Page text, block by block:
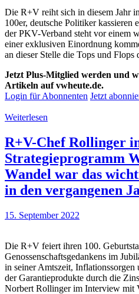
Die R+V reiht sich in diesem Jahr
100er, deutsche Politiker kassieren
der PKV-Verband steht vor einem
einer exklusiven Einordnung
an dieser Stelle die Tops und Flops
Jetzt Plus-Mitglied werden und
Artikeln auf vwheute.de.
Login für Abonnenten Jetzt
Weiterlesen
R+V-Chef Rollinger
Strategieprogramm
Wandel war das
in den vergangenen
15. September 2022
Die R+V feiert ihren 100.
Genossenschaftsgedankens im
in seiner Amtszeit,
der Garantieprodukte durch die
Norbert Rollinger im Interview mit